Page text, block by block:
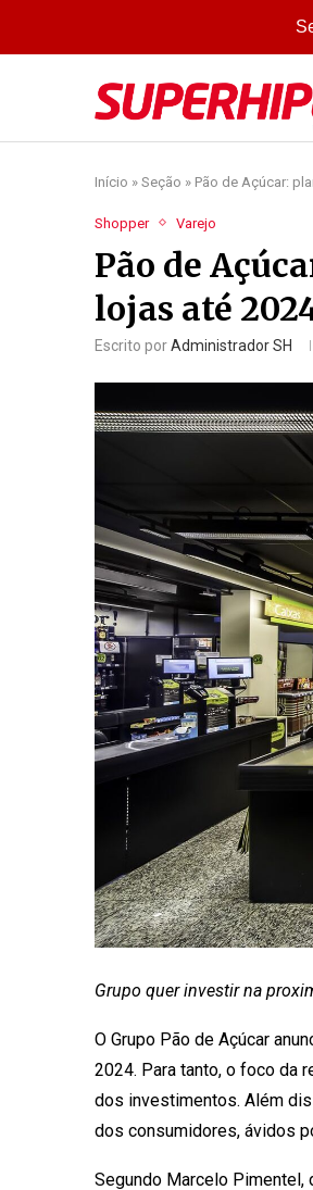
Início » Seção » Pão de Açúcar:
Shopper Varejo
Pão de
lojas até
Escrito porAdministrador SH
Grupo quer investir na
O Grupo Pão de Açúcar
2024. Para tanto, o foco da
dos investimentos. Além
dos consumidores, ávidos
Segundo Marcelo Pimentel,